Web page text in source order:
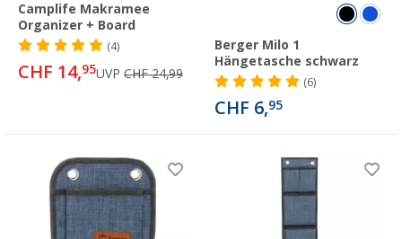
Camplife Makramee
Organizer + Board
(4)
CHF 14,95UVP CHF 24,99
Berger Milo 1
Hängetasche schwarz
(6)
CHF 6,95